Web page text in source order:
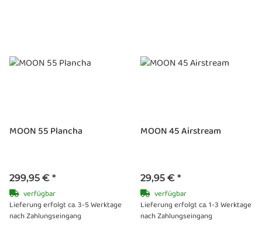
MOON 55 Plancha
299,95 € *
verfügbar
Lieferung erfolgt ca. 3-5 Werktage
nach Zahlungseingang
MOON 45 Airstream
29,95 € *
verfügbar
Lieferung erfolgt ca. 1-3 Werktage
nach Zahlungseingang